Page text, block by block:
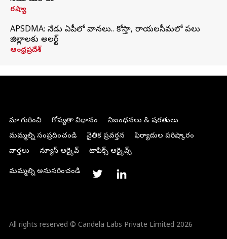
రష్యా
APSDMA: నేడు ఏపీలో వానలు.. కోస్తా, రాయలసీమలో పలు
జిల్లాలకు అలర్ట్
ఆంధ్రప్రదేశ్
మా గురించి గోప్యతా విధానం
నిబంధనలు & షరతులు
మమ్మల్ని సంప్రదించండి
నైతిక ప్రవర్తన
ఫిర్యాదుల పరిష్కారం
వార్తలు
న్యూస్ ఆర్కైవ్ టాపిక్స్ ఆర్కైవ్స్
మమ్మల్ని అనుసరించండి
All rights reserved © Candela Labs Private Limited 2026